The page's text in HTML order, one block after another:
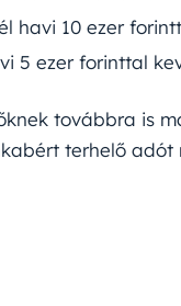
havi 10 ezer
5 ezer forinttal
továbbra is
terhelő adót